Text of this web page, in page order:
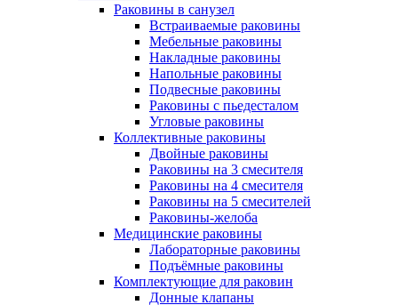
Раковины в санузел
Встраиваемые раковины
Мебельные раковины
Накладные раковины
Напольные раковины
Подвесные раковины
Раковины с пьедесталом
Угловые раковины
Коллективные раковины
Двойные раковины
Раковины на 3 смесителя
Раковины на 4 смесителя
Раковины на 5 смесителей
Раковины-желоба
Медицинские раковины
Лабораторные раковины
Подъёмные раковины
Комплектующие для раковин
Донные клапаны